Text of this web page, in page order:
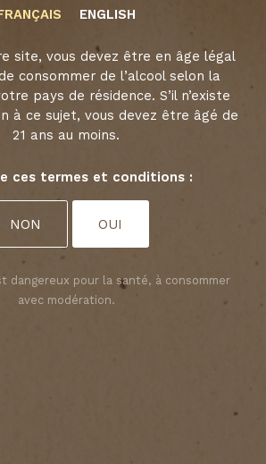
ST-
ENGLISH
site, vous devez être en âge légal
consommer de l’alcool selon la
pays de résidence. S’il n’existe
à ce sujet, vous devez être âgé de
21 ans au moins.
ces termes et conditions :
NON OUI
dangereux pour la santé, à consommer
avec modération.
cookies pour personnaliser le
l’accès à notre site Web. Vous
vous n’acceptez que les cookies
fonctionnement du site Web ou si
autoriser les cookies de
d’informations, veuillez consulter